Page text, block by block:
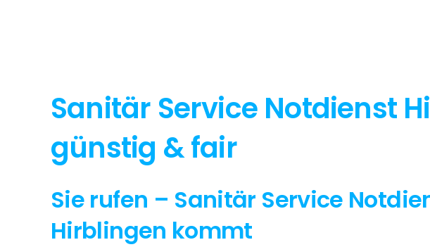
Sanitär Service Notdienst
günstig & fair
Sie rufen – Sanitär Service
Hirblingen kommt